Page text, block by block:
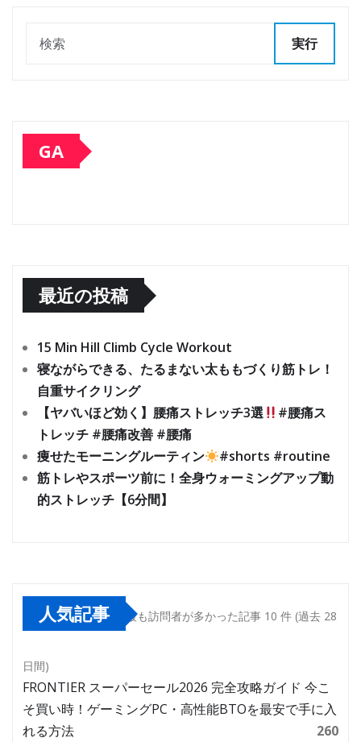
実行
GA
最近の投稿
15 Min Hill Climb Cycle Workout
寝ながらできる、たるまない太ももづくり筋トレ！
自重サイクリング
【ヤバいほど効く】腰痛ストレッチ3選
#腰痛ス
トレッチ #腰痛改善 #腰痛
痩せたモーニングルーティン
#shorts #routine
筋トレやスポーツ前に！全身ウォーミングアップ動
的ストレッチ【6分間】
人気記事 最も訪問者が多かった記事 10 件 (過去 28
日間)
FRONTIER スーパーセール2026 完全攻略ガイド 今こ
そ買い時！ゲーミングPC・高性能BTOを最安で手に入
れる方法
260